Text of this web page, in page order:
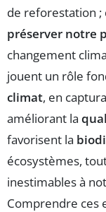
de reforestation ;
préserver notre
changement
jouent un rôle
climat, en
améliorant la
favorisent la
écosystèmes,
inestimables à
Comprendre ces